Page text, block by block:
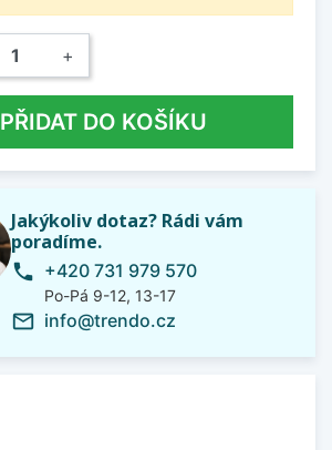
+
PŘIDAT DO KOŠÍKU
Jakýkoliv dotaz? Rádi vám
poradíme.
phone +420 731 979 570
Po-Pá 9-12, 13-17
mail_outline info@trendo.cz